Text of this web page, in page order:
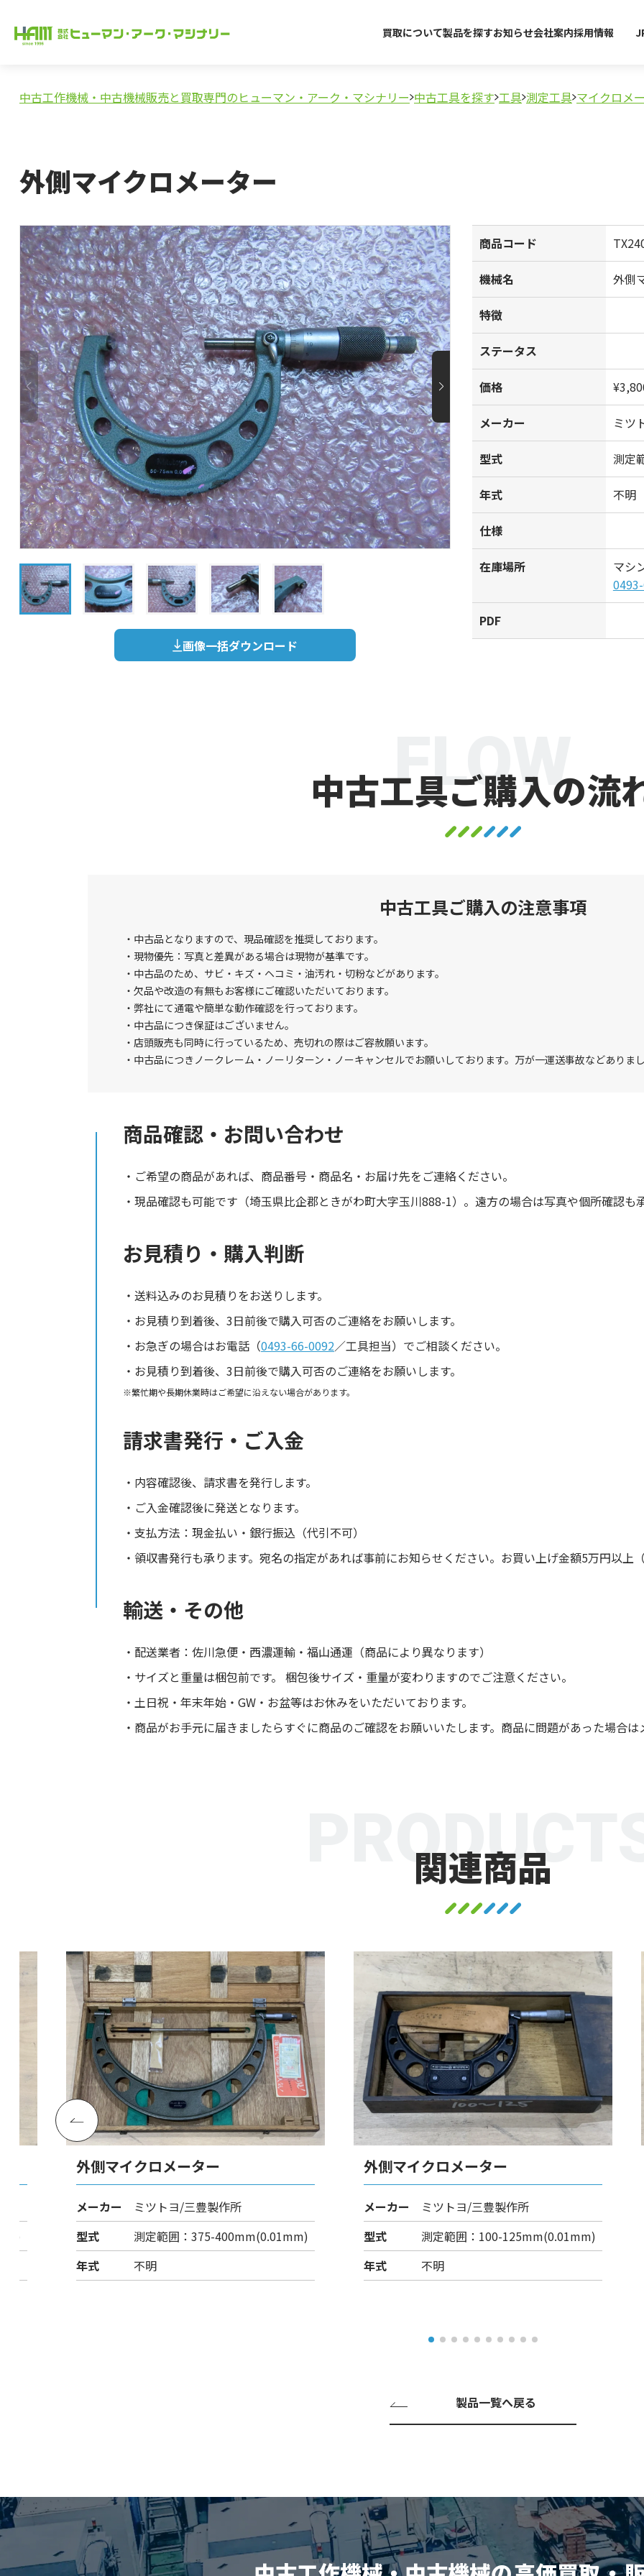
買取について製品を探すお知らせ会社案内採用情報
中古工作機械・中古機械販売と買取専門のヒューマン・アーク・マシナリー 中古工具を探す 工具 測定工具 マイクロメ
外側マイクロメーター
画像一括ダウンロード
商品コード
機械名 外側
特徴
ステータス
価格
メーカー ミツ
型式 測定
年式 不明
仕様
在庫場所
マシ
PDF
中古工具ご購入の流
FLOW
中古工具ご購入の注意事項
中古品となりますので、現品確認を推奨しております。
現物優先：写真と差異がある場合は現物が基準です。
中古品のため、サビ・キズ・ヘコミ・油汚れ・切粉などがあります。
欠品や改造の有無もお客様にご確認いただいております。
弊社にて通電や簡単な動作確認を行っております。
中古品につき保証はございません。
店頭販売も同時に行っているため、売切れの際はご容赦願います。
中古品につきノークレーム・ノーリターン・ノーキャンセルでお願いしております。万が一運送事故などありま
商品確認・お問い合わせ
ご希望の商品があれば、商品番号・商品名・お届け先をご連絡ください。
現品確認も可能です（埼玉県比企郡ときがわ町大字玉川888-1）。遠方の場合は写真や個所確認も
お見積り・購入判断
送料込みのお見積りをお送りします。
お見積り到着後、3日前後で購入可否のご連絡をお願いします。
お急ぎの場合はお電話（0493-66-0092／工具担当）でご相談ください。
お見積り到着後、3日前後で購入可否のご連絡をお願いします。
繁忙期や長期休業時はご希望に沿えない場合があります。
請求書発行・ご入金
内容確認後、請求書を発行します。
ご入金確認後に発送となります。
支払方法：現金払い・銀行振込（代引不可）
領収書発行も承ります。宛名の指定があれば事前にお知らせください。お買い上げ金額5万円以上
輸送・その他
配送業者：佐川急便・西濃運輸・福山通運（商品により異なります）
サイズと重量は梱包前です。 梱包後サイズ・重量が変わりますのでご注意ください。
土日祝・年末年始・GW・お盆等はお休みをいただいております。
商品がお手元に届きましたらすぐに商品のご確認をお願いいたします。商品に問題があった場合
関連商品
外側マイクロメーター
メーカー
ミツトヨ/三豊製作所
型式
測定範囲：375-400mm(0.01mm)
年式
不明
外側マイクロメーター
メーカー
ミツトヨ/三豊製作所
型式
測定範囲：100-125mm(0.01mm)
年式
不明
製品一覧へ戻る